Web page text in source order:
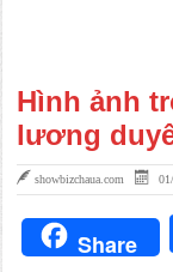
Hình ảnh
lương
showbizchaua.com
Share